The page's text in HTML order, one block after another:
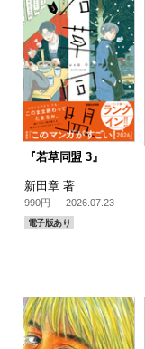
『若草同盟 3』
新田章 著
990円 — 2026.07.23
電子版あり